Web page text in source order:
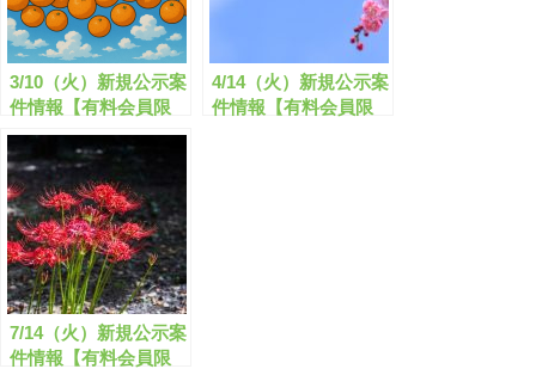
3/10（火）新規公示案
件情報【有料会員限
定】
4/14（火）新規公示案
件情報【有料会員限
7/14（火）新規公示案
件情報【有料会員限